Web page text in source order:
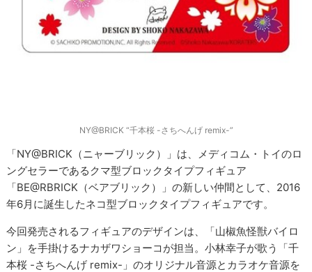
NY@BRICK “千本桜 -さちへんげ remix-”
「NY@BRICK（ニャーブリック）」は、メディコム・トイのロ
ングセラーであるクマ型ブロックタイプフィギュア
「BE@RBRICK（ベアブリック）」の新しい仲間として、2016
年6月に誕生したネコ型ブロックタイプフィギュアです。
今回発売されるフィギュアのデザインは、「山椒魚怪獣バイロ
ン」を手掛けるナカザワショーコが担当。小林幸子が歌う「千
本桜 -さちへんげ remix-」のオリジナル音源とカラオケ音源を